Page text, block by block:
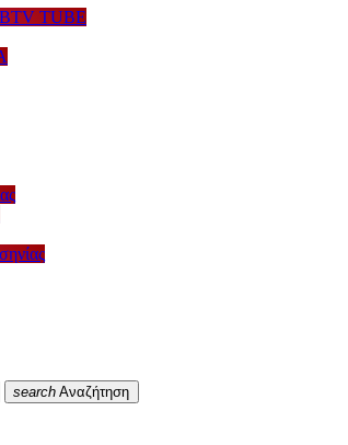
TUBE
search Αναζήτηση